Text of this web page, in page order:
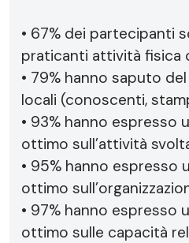
• 67% dei partecipanti
praticanti attività fisica
• 79% hanno saputo
locali (conoscenti,
• 93% hanno espresso
ottimo sull’attività
• 95% hanno espresso
ottimo
• 97% hanno espresso
ottimo sulle capacità